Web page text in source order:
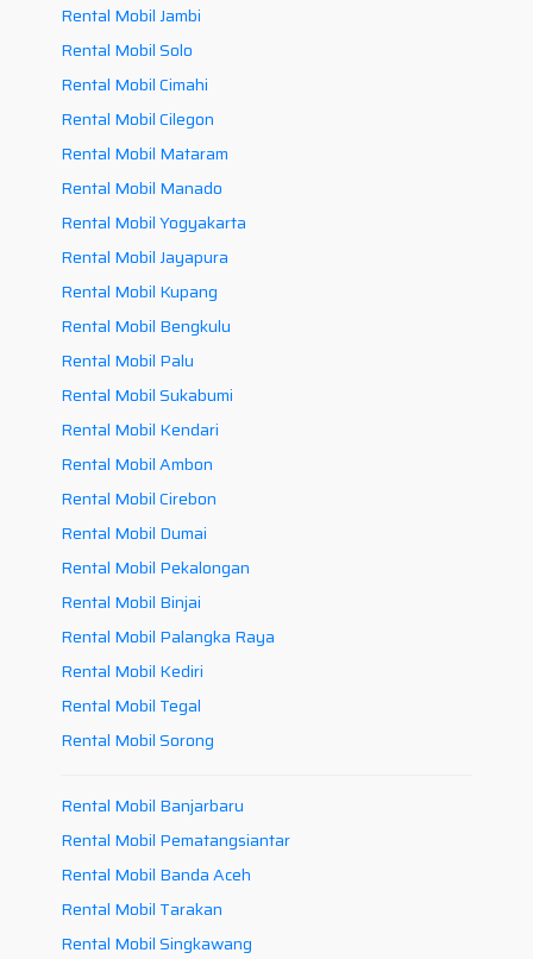
Rental Mobil Jambi
Rental Mobil Solo
Rental Mobil Cimahi
Rental Mobil Cilegon
Rental Mobil Mataram
Rental Mobil Manado
Rental Mobil Yogyakarta
Rental Mobil Jayapura
Rental Mobil Kupang
Rental Mobil Bengkulu
Rental Mobil Palu
Rental Mobil Sukabumi
Rental Mobil Kendari
Rental Mobil Ambon
Rental Mobil Cirebon
Rental Mobil Dumai
Rental Mobil Pekalongan
Rental Mobil Binjai
Rental Mobil Palangka Raya
Rental Mobil Kediri
Rental Mobil Tegal
Rental Mobil Sorong
Rental Mobil Banjarbaru
Rental Mobil Pematangsiantar
Rental Mobil Banda Aceh
Rental Mobil Tarakan
Rental Mobil Singkawang